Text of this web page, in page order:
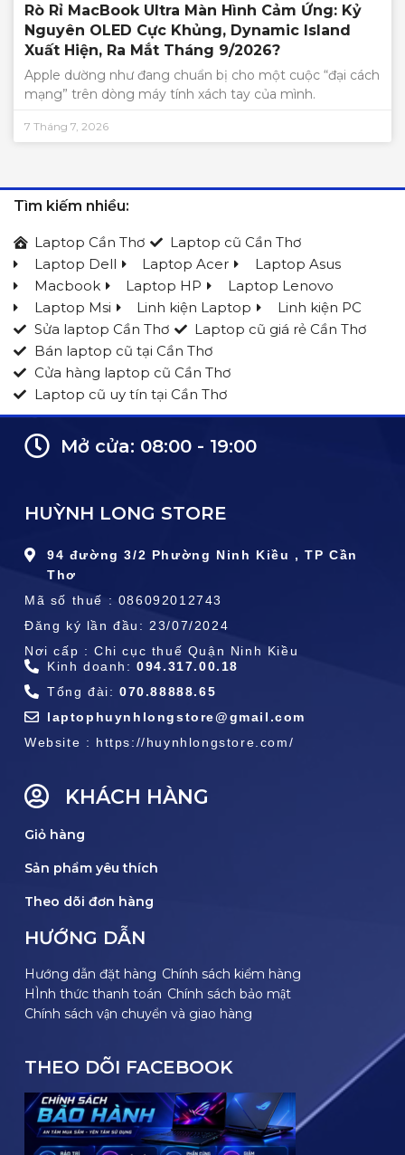
Rò Rỉ MacBook Ultra Màn Hình Cảm Ứng: Kỷ
Nguyên OLED Cực Khủng, Dynamic Island
Xuất Hiện, Ra Mắt Tháng 9/2026?
Apple dường như đang chuẩn bị cho một cuộc “đại cách
mạng” trên dòng máy tính xách tay của mình.
7 Tháng 7, 2026
Tìm kiếm nhiều:
Laptop Cần Thơ
Laptop cũ Cần Thơ
Laptop Dell
Laptop Acer
Laptop Asus
Macbook
Laptop HP
Laptop Lenovo
Laptop Msi
Linh kiện Laptop
Linh kiện PC
Sửa laptop Cần Thơ
Laptop cũ giá rẻ Cần Thơ
Bán laptop cũ tại Cần Thơ
Cửa hàng laptop cũ Cần Thơ
Laptop cũ uy tín tại Cần Thơ
Mở cửa: 08:00 - 19:00
HUỲNH LONG STORE
94 đường 3/2 Phường Ninh Kiều , TP Cần
Thơ
Mã số thuế : 086092012743
Đăng ký lần đầu: 23/07/2024
Nơi cấp : Chi cục thuế Quận Ninh Kiều
Kinh doanh:094.317.00.18
Tổng đài: 070.88888.65
laptophuynhlongstore@gmail.com
Website : https://huynhlongstore.com/
KHÁCH HÀNG
Giỏ hàng
Sản phẩm yêu thích
Theo dõi đơn hàng
HƯỚNG DẪN
Hướng dẫn đặt hàng Chính sách kiểm hàng
HÌnh thức thanh toán Chính sách bảo mật
Chính sách vận chuyển và giao hàng
THEO DÕI FACEBOOK